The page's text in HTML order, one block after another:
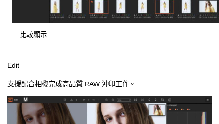
比較顯示
Edit
支援配合相機完成高品質 RAW 沖印工作。